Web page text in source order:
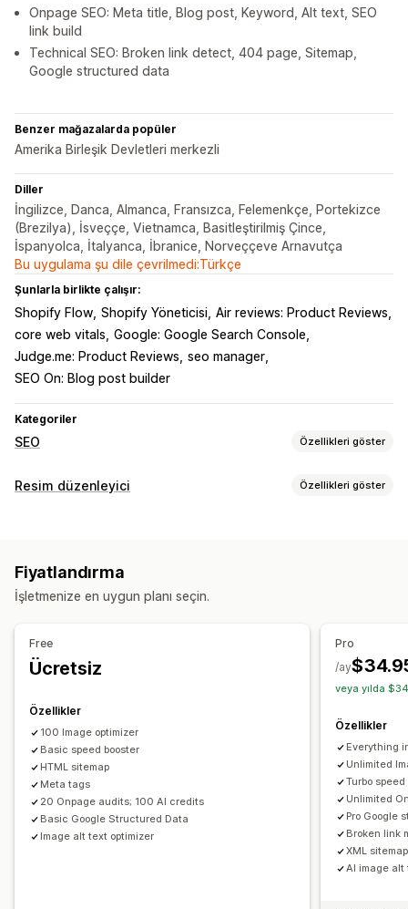
Onpage SEO: Meta title, Blog post, Keyword, Alt text, SEO
link build
Technical SEO: Broken link detect, 404 page, Sitemap,
Google structured data
Benzer mağazalarda popüler
Amerika Birleşik Devletleri merkezli
Diller
İngilizce, Danca, Almanca, Fransızca, Felemenkçe, Portekizce
(Brezilya), İsveççe, Vietnamca, Basitleştirilmiş Çince,
İspanyolca, İtalyanca, İbranice, Norveççeve Arnavutça
Bu uygulama şu dile çevrilmedi:Türkçe
Şunlarla birlikte çalışır:
Shopify Flow Shopify Yöneticisi Air reviews: Product Reviews
core web vitals Google: Google Search Console
Judge.me: Product Reviews seo manager
SEO On: Blog post builder
Kategoriler
SEO Özellikleri göster
SEO araçları
Yeniden Yönlendirmeler
Site haritaları Sayfa indeksleme
Yapay zeka üretimi
URL optimizasyonu
Görsel optimizasyonu
Performansı izleme
SEO puanı Denetimler
Bilgiler ve ipuçları
Analizler Rakip analizi Anahtar sözcük analizi
Hız analizi
İçerik analizi Web sitesi trafiği
Resim düzenleyici Özellikleri göster
SEO Alternatif metin
Dosya yükleme
Fiyatlandırma
İşletmenize en uygun planı seçin.
Free
Ücretsiz
Özellikler
100 Image optimizer
Basic speed booster
HTML sitemap
Meta tags
20 Onpage audits; 100 AI credits
Basic Google Structured Data
Image alt text optimizer
Pro
/ay
veya yılda
Özellikler
Everything
Unlimited
Turbo
Unlimited
Pro Google
Broken link
XML
AI image alt